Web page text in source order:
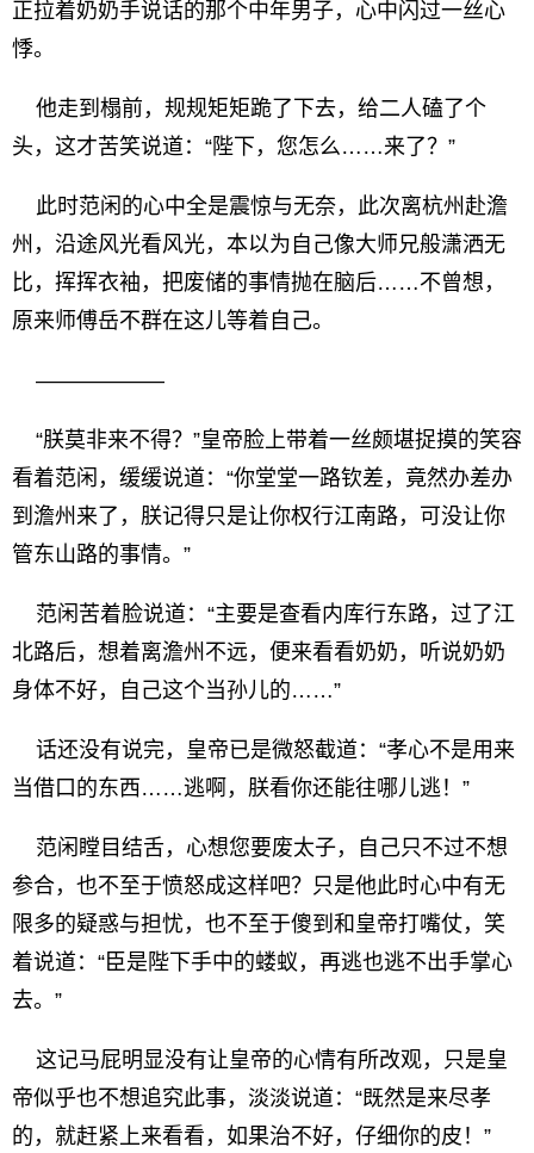
正拉着奶奶手说话的那个中年男子，心中闪过一丝心
悸。
他走到榻前，规规矩矩跪了下去，给二人磕了个
头，这才苦笑说道：“陛下，您怎么……来了？”
此时范闲的心中全是震惊与无奈，此次离杭州赴澹
州，沿途风光看风光，本以为自己像大师兄般潇洒无
比，挥挥衣袖，把废储的事情抛在脑后……不曾想，
原来师傅岳不群在这儿等着自己。
——————
“朕莫非来不得？”皇帝脸上带着一丝颇堪捉摸的笑容
看着范闲，缓缓说道：“你堂堂一路钦差，竟然办差办
到澹州来了，朕记得只是让你权行江南路，可没让你
管东山路的事情。”
范闲苦着脸说道：“主要是查看内库行东路，过了江
北路后，想着离澹州不远，便来看看奶奶，听说奶奶
身体不好，自己这个当孙儿的……”
话还没有说完，皇帝已是微怒截道：“孝心不是用来
当借口的东西……逃啊，朕看你还能往哪儿逃！”
范闲瞠目结舌，心想您要废太子，自己只不过不想
参合，也不至于愤怒成这样吧？只是他此时心中有无
限多的疑惑与担忧，也不至于傻到和皇帝打嘴仗，笑
着说道：“臣是陛下手中的蝼蚁，再逃也逃不出手掌心
去。”
这记马屁明显没有让皇帝的心情有所改观，只是皇
帝似乎也不想追究此事，淡淡说道：“既然是来尽孝
的，就赶紧上来看看，如果治不好，仔细你的皮！”